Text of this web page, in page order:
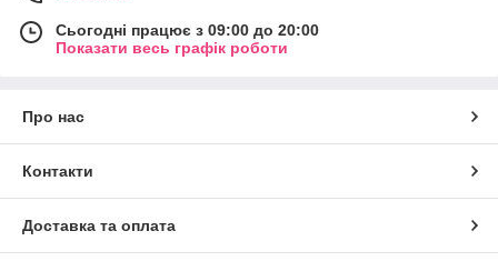
Сьогодні працює з 09:00 до 20:00
Показати весь графік роботи
Про нас
Контакти
Доставка та оплата